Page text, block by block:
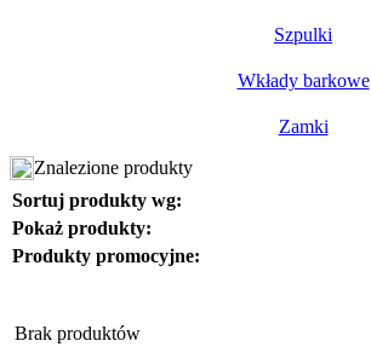
Szpulki
Wkłady barkowe
Zamki
Znalezione produkty
Sortuj produkty wg:
Pokaż produkty:
Produkty promocyjne:
Brak produktów